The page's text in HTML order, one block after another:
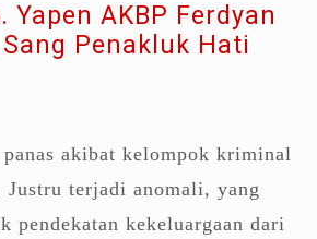
Yapen AKBP Ferdyan
Penakluk Hati
panas akibat kelompok kriminal
terjadi anomali, yang
pendekatan kekeluargaan dari